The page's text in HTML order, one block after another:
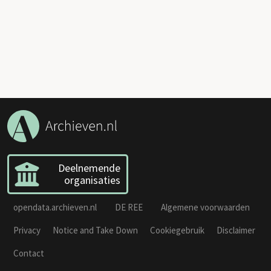
Deelnemende
organisaties
opendata.archieven.nl DE REE
Algemene voorwaarden
Privacy
Notice and Take Down Cookiegebruik
Disclaimer
Contact